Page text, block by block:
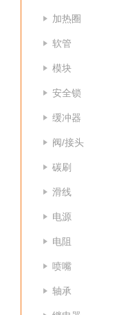
加热圈
软管
模块
安全锁
缓冲器
阀/接头
碳刷
滑线
电源
电阻
喷嘴
轴承